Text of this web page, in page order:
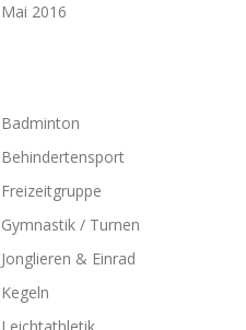
Mai 2016
Badminton
Behindertensport
Freizeitgruppe
Gymnastik / Turnen
Jonglieren & Einrad
Kegeln